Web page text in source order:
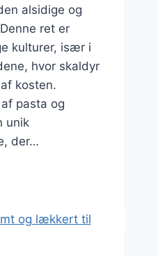
alsidige og
ret er
kulturer, især i
hvor skaldyr
kosten.
pasta og
unik
der…